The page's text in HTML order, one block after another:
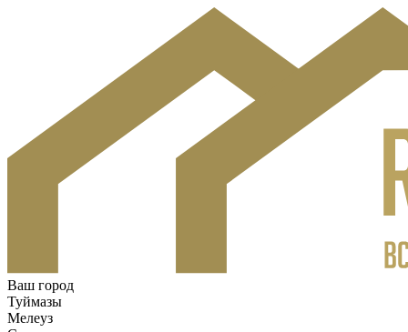
Ваш город
Туймазы
Мелеуз